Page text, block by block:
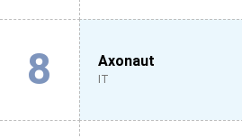
8 Axonaut
IT